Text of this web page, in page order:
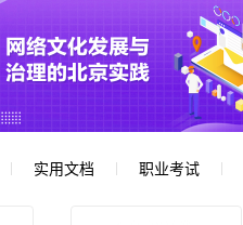
实用文档 职业考试